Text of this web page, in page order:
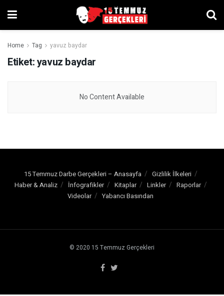
Home Tag yavuz baydar
Etiket:yavuz baydar
No Content Available
15 Temmuz Darbe Gerçekleri – Anasayfa
Gizlilik İlkeleri
Haber & Analiz
İnfografikler Kitaplar Linkler
Raporlar
Videolar
Yabancı Basından
© 2020 15 Temmuz Gerçekleri